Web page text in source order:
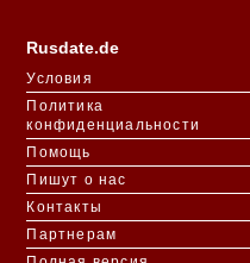
Rusdate.de
Условия
Политика
конфиденциальности
Помощь
Пишут о нас
Контакты
Партнерам